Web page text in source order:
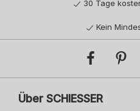
30 Tage
Kein
Über SCHIESSER